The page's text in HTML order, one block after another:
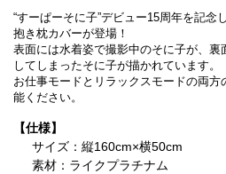
“すーぱーそに子”デビュー15周年を記念
抱き枕カバーが登場！
表面には水着姿で撮影中のそに子が、裏
してしまったそに子が描かれています。
お仕事モードとリラックスモードの両
能ください。
【仕様】
サイズ：縦160cm×横50cm
素材：ライクプラチナム